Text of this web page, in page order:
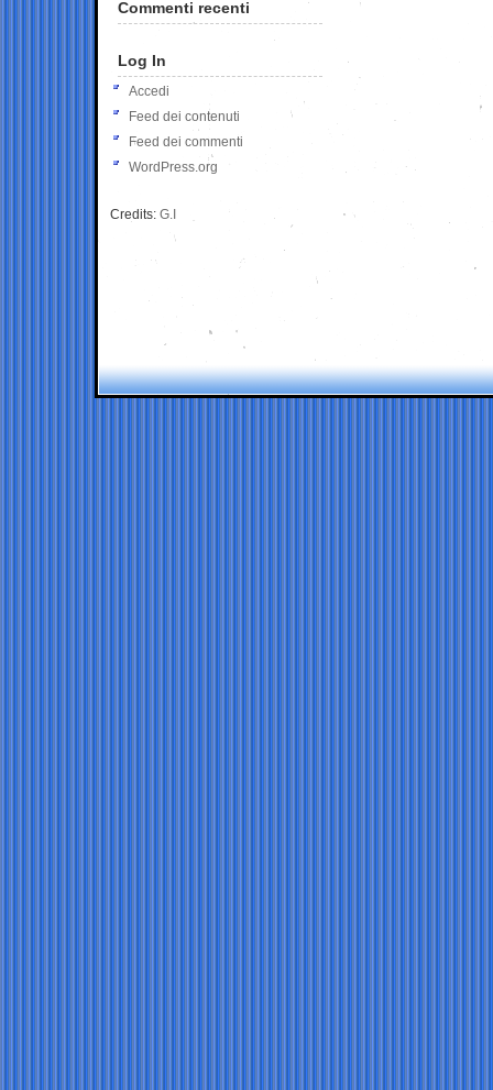
Commenti recenti
Log In
Accedi
Feed dei contenuti
Feed dei commenti
WordPress.org
Credits: G.I